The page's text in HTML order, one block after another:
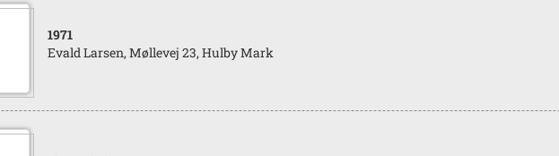
1971
Evald Larsen, Møllevej 23, Hulby Mark